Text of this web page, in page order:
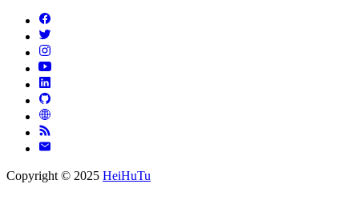
Copyright © 2025 HeiHuTu